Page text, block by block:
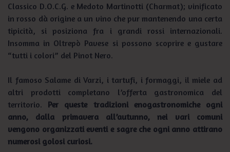
Classico D.O.C.G. e Medoto Martinotti (Charmat); vinificato
in rosso dà origine a un vino che pur mantenendo una certa
tipicità, si posiziona fra i grandi rossi internazionali.
Insomma in Oltrepò Pavese si possono scoprire e gustare
“tutti i colori” del Pinot Nero.
Il famoso Salame di Varzi, i tartufi, i formaggi, il miele ad
altri prodotti completano l’offerta gastronomica del
territorio. Per queste tradizioni enogastronomiche ogni
anno, dalla primavera all’autunno, nei vari comuni
vengono organizzati eventi e sagre che ogni anno attirano
numerosi golosi curiosi.